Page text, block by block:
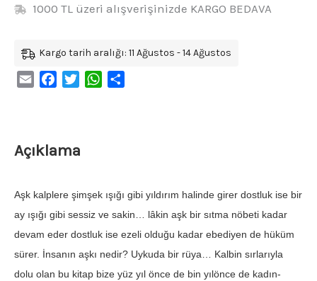
1000 TL üzeri alışverişinizde KARGO BEDAVA
Kargo tarih aralığı: 11 Ağustos - 14 Ağustos
Email FacebookTwitterWhatsApp
Açıklama
Aşk kalplere şimşek ışığı gibi yıldırım halinde girer dostluk ise bir
ay ışığı gibi sessiz ve sakin… lâkin aşk bir sıtma nöbeti kadar
devam eder dostluk ise ezeli olduğu kadar ebediyen de hüküm
sürer. İnsanın aşkı nedir? Uykuda bir rüya… Kalbin sırlarıyla
dolu olan bu kitap bize yüz yıl önce de bin yılönce de kadın-